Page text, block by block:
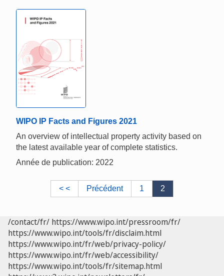
WIPO IP Facts and Figures 2021
An overview of intellectual property activity based on
the latest available year of complete statistics.
Année de publication: 2022
< < Précédent 1 2
/contact/fr/ https://www.wipo.int/pressroom/fr/
https://www.wipo.int/tools/fr/disclaim.html
https://www.wipo.int/fr/web/privacy-policy/
https://www.wipo.int/fr/web/accessibility/
https://www.wipo.int/tools/fr/sitemap.html